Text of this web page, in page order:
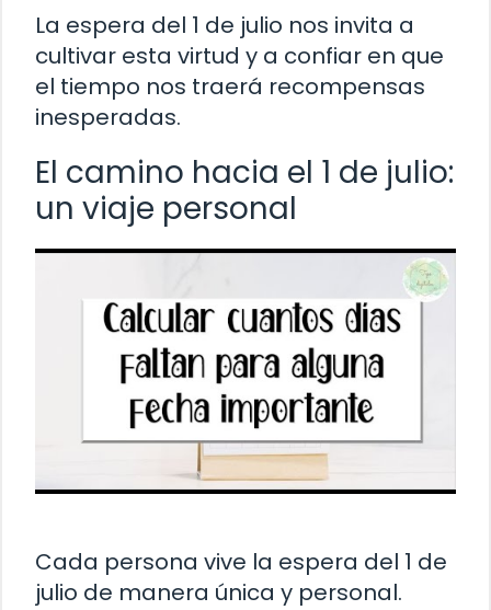
La espera del 1 de julio nos invita a
cultivar esta virtud y a confiar en que
el tiempo nos traerá recompensas
inesperadas.
El camino hacia el 1 de julio:
un viaje personal
Cada persona vive la espera del 1 de
julio de manera única y personal.